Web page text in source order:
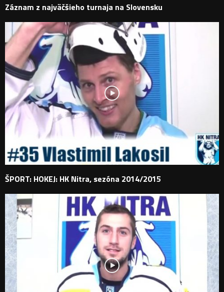
Záznam z najväčšieho turnaja na Slovensku
ŠPORT: HOKEJ: HK Nitra, sezóna 2014/2015